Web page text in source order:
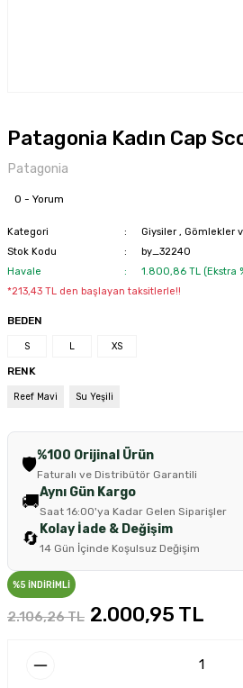
Patagonia Kadın Cap
Patagonia
0 - Yorum
Kategori Giysiler , Gömlekler
Stok Kodu
by_32240
Havale
1.800,86 TL (Ekstra
*213,43 TL den başlayan taksitlerle!!
BEDEN
S L XS
RENK
Reef Mavi Su Yeşili
🛡️%100 Orijinal Ürün
Faturalı ve Distribütör Garantili
🚚Aynı Gün Kargo
Saat 16:00'ya Kadar Gelen Siparişler
🔄 Kolay İade & Değişim
14 Gün İçinde Koşulsuz Değişim
%5 İNDİRİMLİ
2.106,26 TL 2.000,95 TL